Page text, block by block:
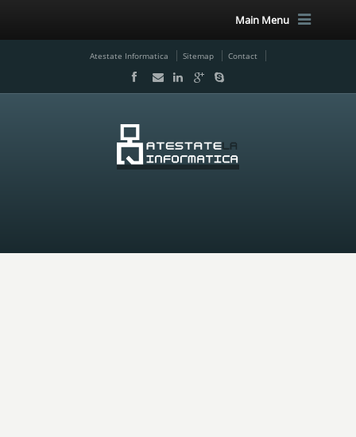
Main Menu
Atestate Informatica Sitemap Contact